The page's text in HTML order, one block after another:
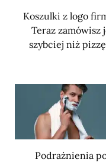
Koszulki z logo
Teraz zamówisz
szybciej niż
Podrażnienia